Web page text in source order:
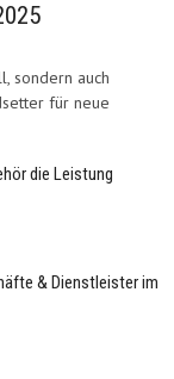
sondern auch
für neue
die Leistung
& Dienstleister im